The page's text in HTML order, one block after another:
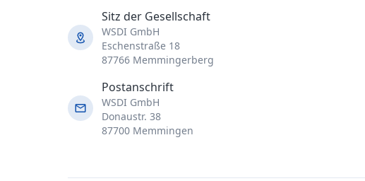
Sitz der Gesellschaft
WSDI GmbH
Eschenstraße 18
87766 Memmingerberg
Postanschrift
WSDI GmbH
Donaustr. 38
87700 Memmingen